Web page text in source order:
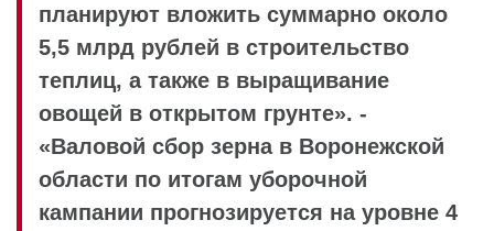
планируют вложить суммарно около
5,5 млрд рублей в строительство
теплиц, а также в выращивание
овощей в открытом грунте». -
«Валовой сбор зерна в Воронежской
области по итогам уборочной
кампании прогнозируется на уровне 4